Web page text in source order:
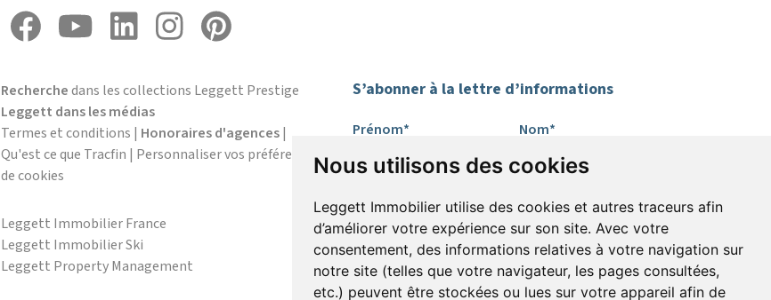
Nous utilisons des cookies
Leggett Immobilier utilise des cookies et autres traceurs afin
d’améliorer votre expérience sur son site. Avec votre
consentement, des informations relatives à votre navigation sur
notre site (telles que votre navigateur, les pages consultées,
etc.) peuvent être stockées ou lues sur votre appareil afin de
Recherchedans les collections Leggett Prestige
Leggett dans les médias
Termes et conditions | Honoraires d'agences|
Qu'est ce que Tracfin | Personnaliser vos préférences
de cookies
Leggett Immobilier France
Leggett Immobilier Ski
Leggett Property Management
S’abonner à la lettre d’informations
Prénom* Nom*
J’accepte de recevoir alertes et lettres
d’informations